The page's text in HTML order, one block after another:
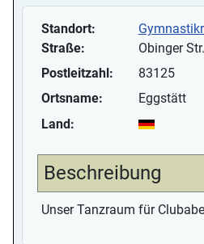
Standort:
Straße:
Obinger
Postleitzahl:
83125
Ortsname:
Eggstätt
Land:
Beschreibung
Unser Tanzraum für